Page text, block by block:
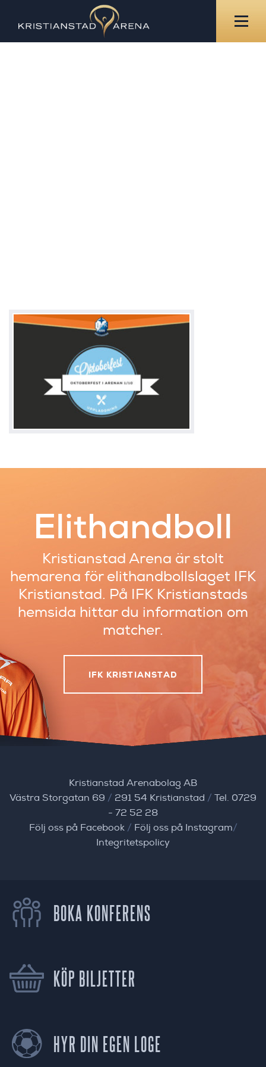
Elithandboll
Kristianstad Arena är stolt
hemarena för elithandbollslaget IFK
Kristianstad. På IFK Kristianstads
hemsida hittar du information om
matcher.
IFK KRISTIANSTAD
Kristianstad Arenabolag AB
Västra Storgatan 69 / 291 54 Kristianstad / Tel. 0729
- 72 52 28
Följ oss på Facebook / Följ oss på Instagram/
Integritetspolicy
BOKA KONFERENS
KÖP BILJETTER
HYR DIN EGEN LOGE